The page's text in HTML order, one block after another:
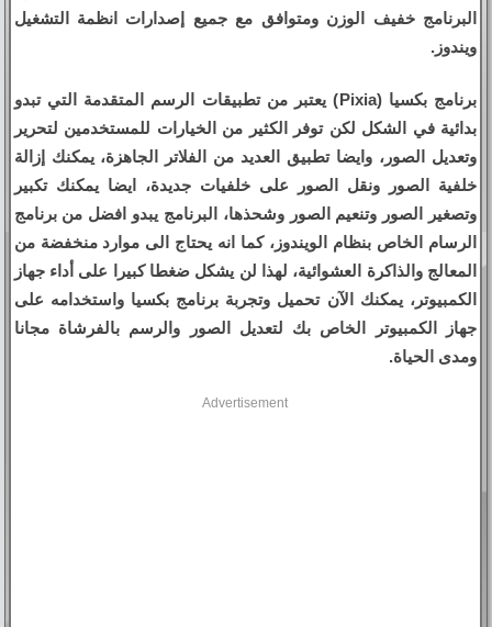
البرنامج خفيف الوزن ومتوافق مع جميع إصدارات انظمة التشغيل
ويندوز.
برنامج بكسيا (Pixia) يعتبر من تطبيقات الرسم المتقدمة التي تبدو
بدائية في الشكل لكن توفر الكثير من الخيارات للمستخدمين لتحرير
وتعديل الصور، وايضا تطبيق العديد من الفلاتر الجاهزة، يمكنك إزالة
خلفية الصور ونقل الصور على خلفيات جديدة، ايضا يمكنك تكبير
وتصغير الصور وتنعيم الصور وشحذها، البرنامج يبدو افضل من برنامج
الرسام الخاص بنظام الويندوز، كما انه يحتاج الى موارد منخفضة من
المعالج والذاكرة العشوائية، لهذا لن يشكل ضغطا كبيرا على أداء جهاز
الكمبيوتر، يمكنك الآن تحميل وتجربة برنامج بكسيا واستخدامه على
جهاز الكمبيوتر الخاص بك لتعديل الصور والرسم بالفرشاة مجانا
ومدى الحياة.
Advertisement